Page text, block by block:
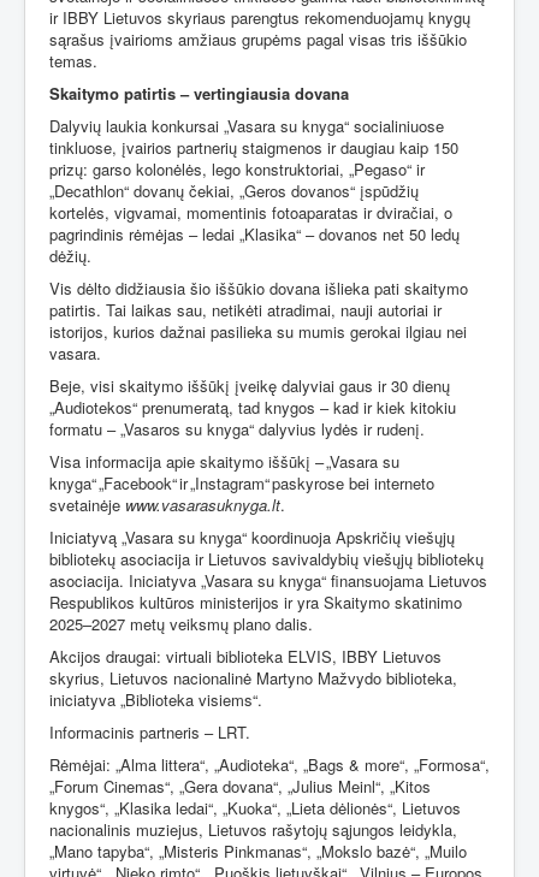
ir IBBY Lietuvos skyriaus parengtus rekomenduojamų knygų
sąrašus įvairioms amžiaus grupėms pagal visas tris iššūkio
temas.
Skaitymo patirtis – vertingiausia dovana
Dalyvių laukia konkursai „Vasara su knyga“ socialiniuose
tinkluose, įvairios partnerių staigmenos ir daugiau kaip 150
prizų: garso kolonėlės, lego konstruktoriai, „Pegaso“ ir
„Decathlon“ dovanų čekiai, „Geros dovanos“ įspūdžių
kortelės, vigvamai, momentinis fotoaparatas ir dviračiai, o
pagrindinis rėmėjas – ledai „Klasika“ – dovanos net 50 ledų
dėžių.
Vis dėlto didžiausia šio iššūkio dovana išlieka pati skaitymo
patirtis. Tai laikas sau, netikėti atradimai, nauji autoriai ir
istorijos, kurios dažnai pasilieka su mumis gerokai ilgiau nei
vasara.
Beje, visi skaitymo iššūkį įveikę dalyviai gaus ir 30 dienų
„Audiotekos“ prenumeratą, tad knygos – kad ir kiek kitokiu
formatu – „Vasaros su knyga“ dalyvius lydės ir rudenį.
Visa informacija apie skaitymo iššūkį – „Vasara su
knyga“ „Facebook“ ir „Instagram“ paskyrose bei interneto
svetainėje www.vasarasuknyga.lt.
Iniciatyvą „Vasara su knyga“ koordinuoja Apskričių viešųjų
bibliotekų asociacija ir Lietuvos savivaldybių viešųjų bibliotekų
asociacija. Iniciatyva „Vasara su knyga“ finansuojama Lietuvos
Respublikos kultūros ministerijos ir yra Skaitymo skatinimo
2025–2027 metų veiksmų plano dalis.
Akcijos draugai: virtuali biblioteka ELVIS, IBBY Lietuvos
skyrius, Lietuvos nacionalinė Martyno Mažvydo biblioteka,
iniciatyva „Biblioteka visiems“.
Informacinis partneris – LRT.
Rėmėjai: „Alma littera“, „Audioteka“, „Bags & more“, „Formosa“,
„Forum Cinemas“, „Gera dovana“, „Julius Meinl“, „Kitos
knygos“, „Klasika ledai“, „Kuoka“, „Lieta dėlionės“, Lietuvos
nacionalinis muziejus, Lietuvos rašytojų sąjungos leidykla,
„Mano tapyba“, „Misteris Pinkmanas“, „Mokslo bazė“, „Muilo